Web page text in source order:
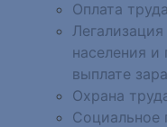
Оплата труда
населения
выплате
Охрана
Социальное